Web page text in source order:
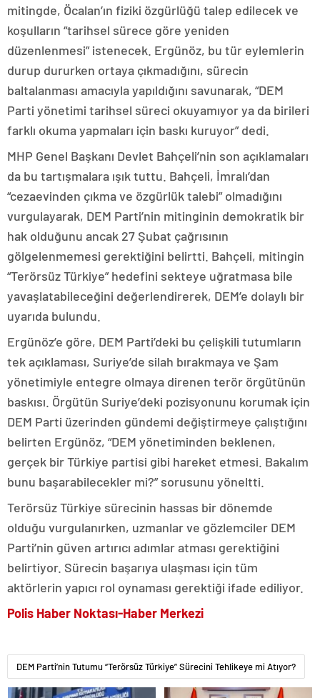
mitingde, Öcalan’ın fiziki özgürlüğü talep edilecek ve
koşulların “tarihsel sürece göre yeniden
düzenlenmesi” istenecek. Ergünöz, bu tür eylemlerin
durup dururken ortaya çıkmadığını, sürecin
baltalanması amacıyla yapıldığını savunarak, “DEM
Parti yönetimi tarihsel süreci okuyamıyor ya da birileri
farklı okuma yapmaları için baskı kuruyor” dedi.
MHP Genel Başkanı Devlet Bahçeli’nin son açıklamaları
da bu tartışmalara ışık tuttu. Bahçeli, İmralı’dan
“cezaevinden çıkma ve özgürlük talebi” olmadığını
vurgulayarak, DEM Parti’nin mitinginin demokratik bir
hak olduğunu ancak 27 Şubat çağrısının
gölgelenmemesi gerektiğini belirtti. Bahçeli, mitingin
“Terörsüz Türkiye” hedefini sekteye uğratmasa bile
yavaşlatabileceğini değerlendirerek, DEM’e dolaylı bir
uyarıda bulundu.
Ergünöz’e göre, DEM Parti’deki bu çelişkili tutumların
tek açıklaması, Suriye’de silah bırakmaya ve Şam
yönetimiyle entegre olmaya direnen terör örgütünün
baskısı. Örgütün Suriye’deki pozisyonunu korumak için
DEM Parti üzerinden gündemi değiştirmeye çalıştığını
belirten Ergünöz, “DEM yönetiminden beklenen,
gerçek bir Türkiye partisi gibi hareket etmesi. Bakalım
bunu başarabilecekler mi?” sorusunu yöneltti.
Terörsüz Türkiye sürecinin hassas bir dönemde
olduğu vurgulanırken, uzmanlar ve gözlemciler DEM
Parti’nin güven artırıcı adımlar atması gerektiğini
belirtiyor. Sürecin başarıya ulaşması için tüm
aktörlerin yapıcı rol oynaması gerektiği ifade ediliyor.
Polis Haber Noktası-Haber Merkezi
DEM Parti’nin Tutumu “Terörsüz Türkiye” Sürecini Tehlikeye mi Atıyor?